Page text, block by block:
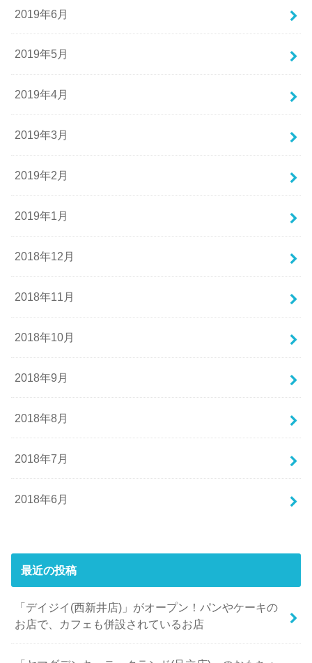
2019年6月
2019年5月
2019年4月
2019年3月
2019年2月
2019年1月
2018年12月
2018年11月
2018年10月
2018年9月
2018年8月
2018年7月
2018年6月
最近の投稿
「デイジイ(西新井店)」がオープン！パンやケーキの
お店で、カフェも併設されているお店